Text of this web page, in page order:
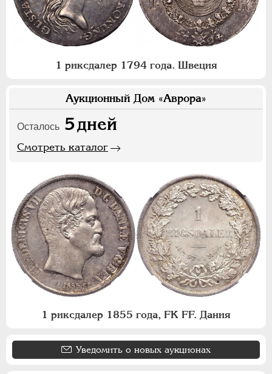
1 риксдалер 1794 года. Швеция
Аукционный Дом «Аврора»
Осталось 5дней
Смотреть каталог
1 риксдалер 1855 года, FK FF. Дания
Уведомить о новых аукционах